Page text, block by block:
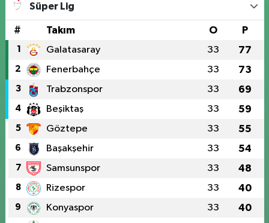
Süper Lig
# Takım O P
1 Galatasaray 33 77
2 Fenerbahçe 33 73
3 Trabzonspor 33 69
4 Beşiktaş 33 59
5 Göztepe 33 55
6 Başakşehir 33 54
7 Samsunspor 33 48
8 Rizespor 33 40
9 Konyaspor 33 40